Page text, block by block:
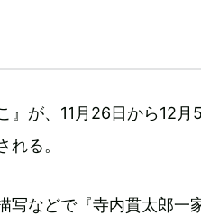
』が、11月26日から12月
る。
写などで『寺内貫太郎一